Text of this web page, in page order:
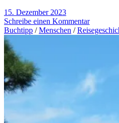
15. Dezember 2023
Schreibe einen Kommentar
Buchtipp /Menschen /